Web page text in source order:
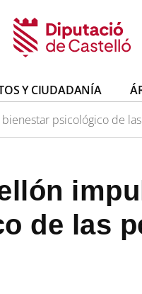
Y CIUDADANÍA
psicológico de
de las